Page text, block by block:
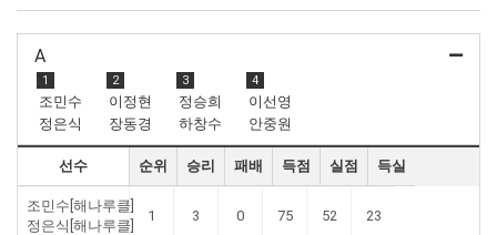
A
1
조민수
정은식
2
이정현
장동경
3
정승희
하창수
4
이선영
안중원
선수 순위 승리 패배 득점 실점 득실
조민수[해나루클]
정은식[해나루클]
1 3 0 75 52 23